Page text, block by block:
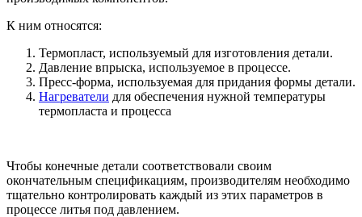
К ним относятся:
Термопласт, используемый для изготовления детали.
Давление впрыска, используемое в процессе.
Пресс-форма, используемая для придания формы детали.
Нагреватели для обеспечения нужной температуры
термопласта и процесса
Чтобы конечные детали соответствовали своим
окончательным спецификациям, производителям необходимо
тщательно контролировать каждый из этих параметров в
процессе литья под давлением.